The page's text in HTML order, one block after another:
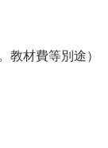
教材費等別途）